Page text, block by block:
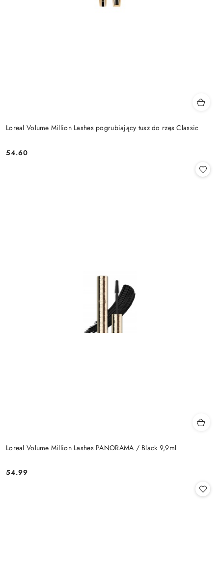
Loreal Volume Million Lashes pogrubiający tusz do rzęs Classic
Cena:
54.60
Loreal Volume Million Lashes PANORAMA / Black 9,9ml
Cena:
54.99